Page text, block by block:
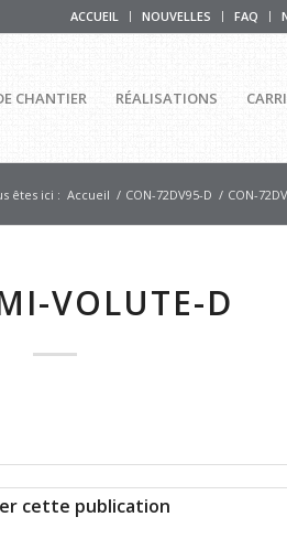
ACCUEIL NOUVELLES FAQ
CHANTIER RÉALISATIONS
êtes ici : Accueil / CON-72DV95-D / CON-
VOLUTE-D
cette publication